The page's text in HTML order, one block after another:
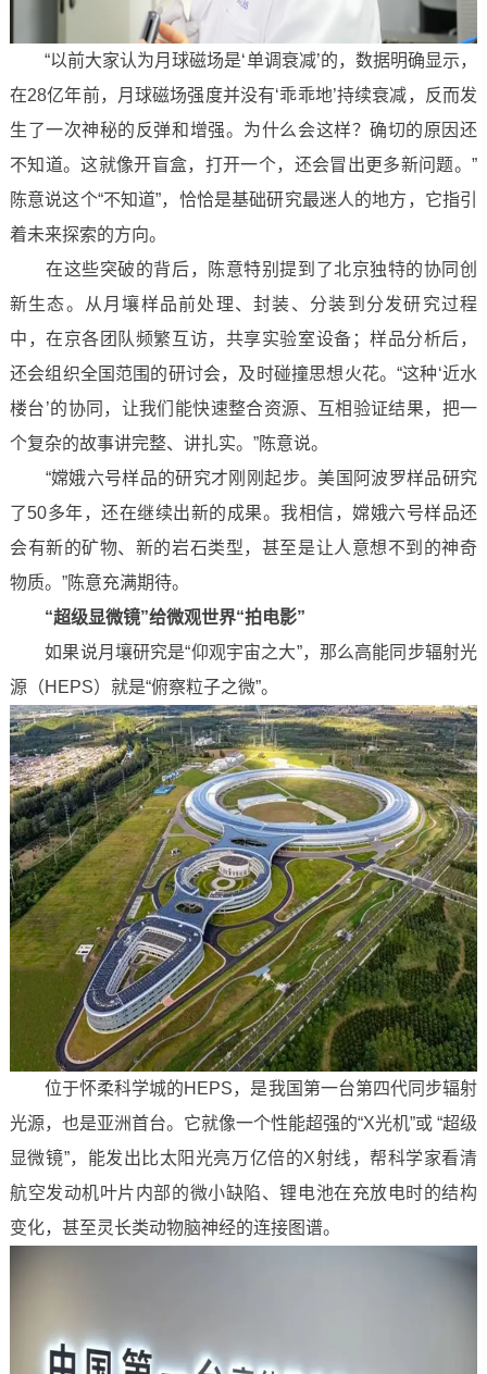
“以前大家认为月球磁场是‘单调衰减’的，数据明确显示，
在28亿年前，月球磁场强度并没有‘乖乖地’持续衰减，反而发
生了一次神秘的反弹和增强。为什么会这样？确切的原因还
不知道。这就像开盲盒，打开一个，还会冒出更多新问题。”
陈意说这个“不知道”，恰恰是基础研究最迷人的地方，它指引
着未来探索的方向。
在这些突破的背后，陈意特别提到了北京独特的协同创
新生态。从月壤样品前处理、封装、分装到分发研究过程
中，在京各团队频繁互访，共享实验室设备；样品分析后，
还会组织全国范围的研讨会，及时碰撞思想火花。“这种‘近水
楼台’的协同，让我们能快速整合资源、互相验证结果，把一
个复杂的故事讲完整、讲扎实。”陈意说。
“嫦娥六号样品的研究才刚刚起步。美国阿波罗样品研究
了50多年，还在继续出新的成果。我相信，嫦娥六号样品还
会有新的矿物、新的岩石类型，甚至是让人意想不到的神奇
物质。”陈意充满期待。
“超级显微镜”给微观世界“拍电影”
如果说月壤研究是“仰观宇宙之大”，那么高能同步辐射光
源（HEPS）就是“俯察粒子之微”。
位于怀柔科学城的HEPS，是我国第一台第四代同步辐射
光源，也是亚洲首台。它就像一个性能超强的“X光机”或 “超级
显微镜”，能发出比太阳光亮万亿倍的X射线，帮科学家看清
航空发动机叶片内部的微小缺陷、锂电池在充放电时的结构
变化，甚至灵长类动物脑神经的连接图谱。